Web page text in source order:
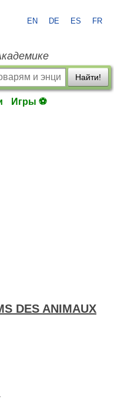
EN DE ES FR
Найти!
Игры ⚽
DES ANIMAUX